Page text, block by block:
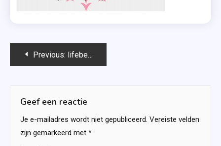
Bericht
Previous: lifebeautystyle
Geef een reactie
Je e-mailadres wordt niet gepubliceerd. Vereiste velden
zijn gemarkeerd met *